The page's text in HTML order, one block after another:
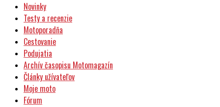
Novinky
Testy a recenzie
Motoporadňa
Cestovanie
Podujatia
Archív časopisu Motomagazín
Články užívateľov
Moje moto
Fórum